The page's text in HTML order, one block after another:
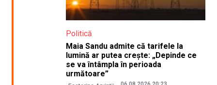
Politică
Maia Sandu admite că tarifele la
lumină ar putea crește: „Depinde ce
se va întâmpla în perioada
următoare”